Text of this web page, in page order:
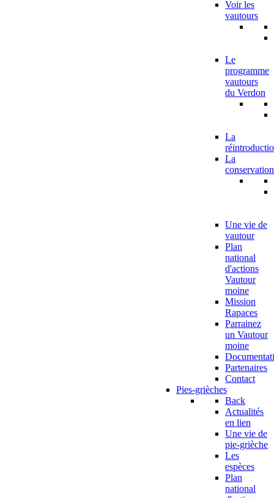
Voir les
vautours
Le
programme
vautours
du Verdon
La
La
conservation
Une vie de
vautour
Plan
national
d'actions
Vautour
moine
Mission
Rapaces
Parrainez
un Vautour
moine
Partenaires
Contact
Pies-grièches
Back
Actualités
en lien
Une vie de
pie-grièche
Les
espèces
Plan
national